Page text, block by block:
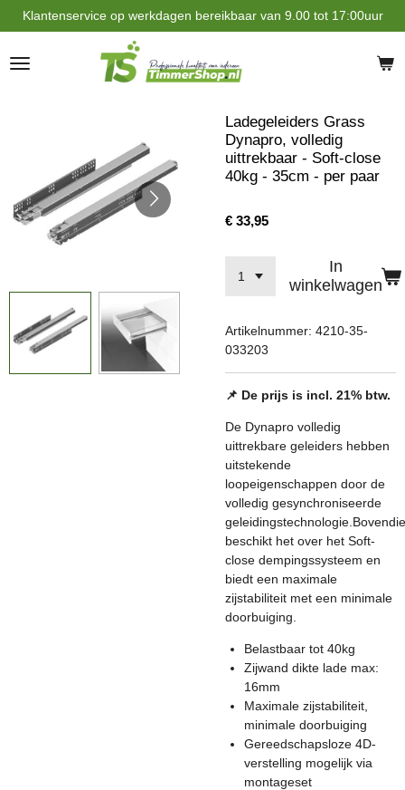
Ga
direct
naar
de
Klantenservice op werkdagen bereikbaar van 9.00 tot 17:00uur
Ladegeleiders Grass
Dynapro, volledig
uittrekbaar - Soft-close
40kg - 35cm - per paar
€ 33,95
In
winkelwagen
Artikelnummer: 4210-35-
033203
📌 De prijs is incl. 21% btw.
De Dynapro volledig
uittrekbare geleiders hebben
uitstekende
loopeigenschappen door de
volledig gesynchroniseerde
geleidingstechnologie.
beschikt het over het Soft-
close dempingssysteem en
biedt een maximale
zijstabiliteit met een minimale
doorbuiging.
Belastbaar tot 40kg
Zijwand dikte lade max:
16mm
Maximale zijstabiliteit,
minimale doorbuiging
Gereedschapsloze 4D-
verstelling mogelijk via
montageset